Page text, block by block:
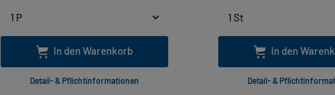
In den Warenkorb
Detail- & Pflichtinformationen
In den
Detail- &